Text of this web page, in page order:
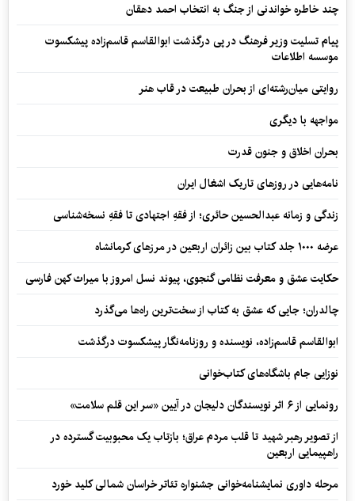
چند خاطره خواندنی از جنگ به انتخاب احمد دهقان
پیام تسلیت وزیر فرهنگ در پی درگذشت ابوالقاسم قاسم‌زاده پیشکسوت
موسسه اطلاعات
روایتی میان‌رشته‌ای از بحران طبیعت در قاب هنر
مواجهه با دیگری
بحران اخلاق و جنون قدرت
نامه‌هایی در روزهای تاریک اشغال ایران
زندگی و زمانه عبدالحسین حائری؛ از فقهِ اجتهادی تا فقهِ نسخه‌شناسی
عرضه ۱۰۰۰ جلد کتاب بین زائران اربعین در مرزهای کرمانشاه
حکایت عشق و معرفت نظامی گنجوی، پیوند نسل امروز با میراث کهن فارسی
چالدران؛ جایی که عشق به کتاب از سخت‌ترین راه‌ها می‌گذرد
ابوالقاسم قاسم‌زاده، نویسنده و روزنامه‌نگار پیشکسوت درگذشت
نوزایی جام باشگاه‌های کتاب‌خوانی
رونمایی از ۶ اثر نویسندگان دلیجان در آیین «سر این قلم سلامت»
از تصویر رهبر شهید تا قلب مردم عراق؛ بازتاب یک محبوبیت گسترده در
راهپیمایی اربعین
مرحله داوری نمایشنامه‌خوانی جشنواره تئاتر خراسان شمالی کلید خورد